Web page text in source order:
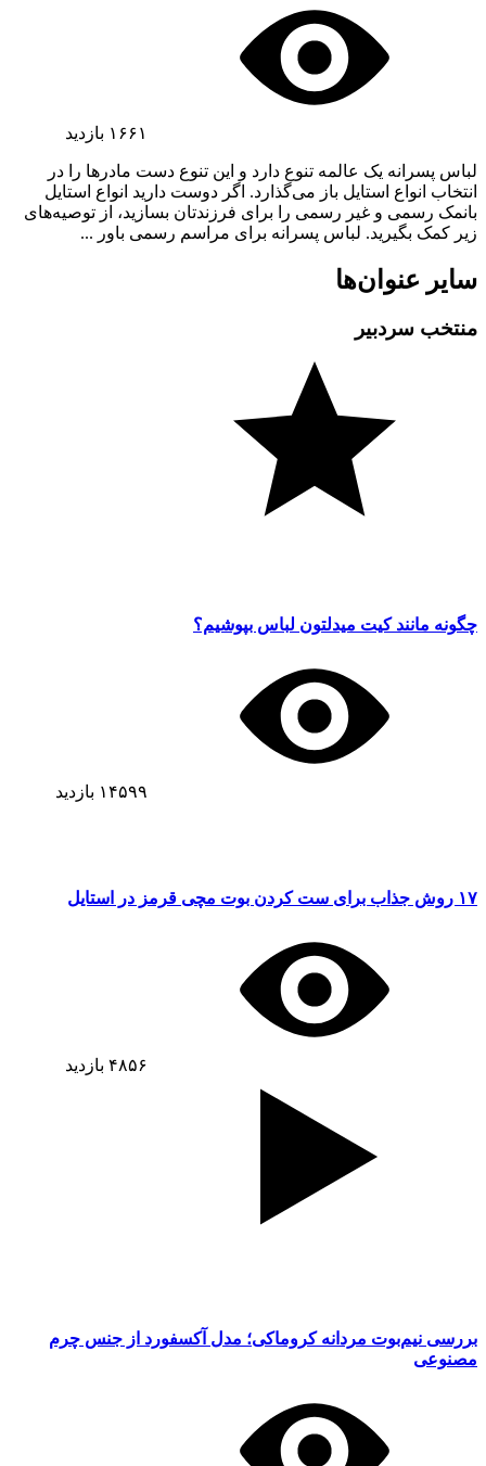
۱۶۶۱ بازدید
لباس پسرانه یک عالمه تنوع دارد و این تنوع دست مادرها را در
انتخاب انواع استایل باز می‌گذارد. اگر دوست دارید انواع استایل
با‌نمک رسمی و غیر رسمی را برای فرزندتان بسازید، از توصیه‌های
زیر کمک بگیرید. لباس پسرانه برای مراسم رسمی باور ...
سایر عنوان‌ها
منتخب سردبیر
چگونه مانند کیت میدلتون لباس بپوشیم؟
۱۴۵۹۹ بازدید
۱۷ روش جذاب برای ست کردن بوت مچی قرمز در استایل
۴۸۵۶ بازدید
بررسی نیم‌بوت مردانه کروماکی؛ مدل آکسفورد از جنس چرم
مصنوعی